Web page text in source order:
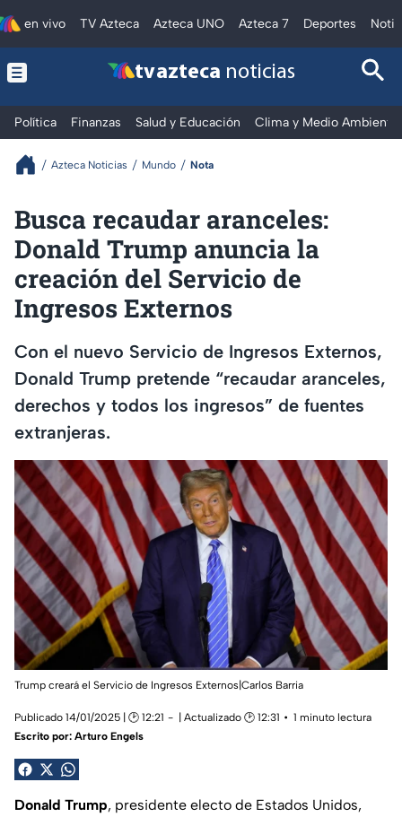
en vivo TV Azteca Azteca UNO Azteca 7 Deportes
tv azteca noticias
Política Finanzas Salud y Educación Clima y Medio Ambiente
Azteca Noticias Mundo Nota
Busca recaudar aranceles:
Donald Trump anuncia la
creación del Servicio de
Ingresos Externos
Con el nuevo Servicio de Ingresos Externos,
Donald Trump pretende “recaudar aranceles,
derechos y todos los ingresos” de fuentes
extranjeras.
Trump creará el Servicio de Ingresos Externos|Carlos Barria
Publicado 14/01/2025 | 🕑 12:21 | Actualizado 🕑 12:31
1 minuto lectura
Escrito por: Arturo Engels
Donald Trump, presidente electo de Estados Unidos,